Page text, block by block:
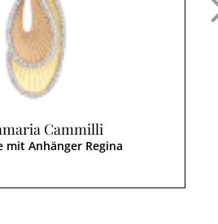
Cammilli
mit Anhänger Regina